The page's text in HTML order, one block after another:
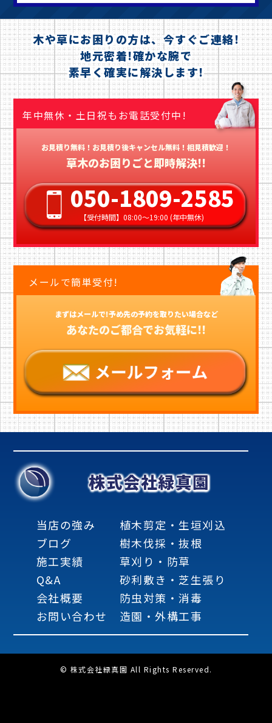
木や草にお困りの方は、今すぐご連絡!
地元密着!確かな腕で
素早く確実に解決します!
年中無休・土日祝もお電話受付中!
お見積り無料！お見積り後キャンセル無料！相見積歓迎！
草木のお困りごと即時解決!!
050-1809-2585
【受付時間】08:00〜19:00 (年中無休)
メールで簡単受付!
まずはメールで!予め先の予約を取りたい場合など
あなたのご都合でお気軽に!!
株式会社緑真園
当店の強み
ブログ
施工実績
Q&A
会社概要
お問い合わせ
植木剪定・生垣刈込
樹木伐採・抜根
草刈り・防草
砂利敷き・芝生張り
防虫対策・消毒
造園・外構工事
© 株式会社緑真園 All Rights Reserved.